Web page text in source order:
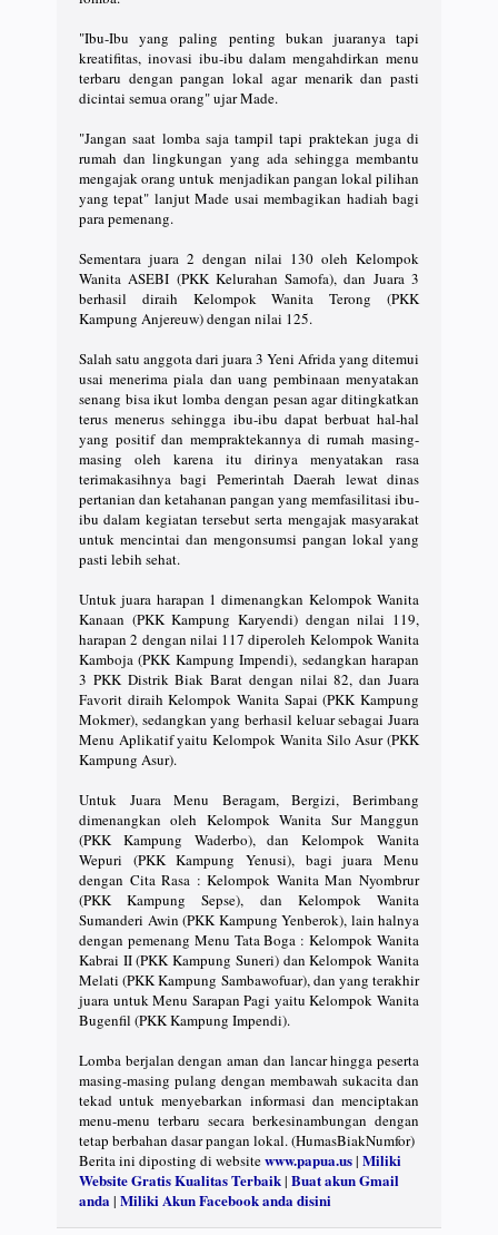
"Ibu-Ibu yang paling penting bukan juaranya tapi
kreatifitas, inovasi ibu-ibu dalam mengahdirkan menu
terbaru dengan pangan lokal agar menarik dan pasti
dicintai semua orang" ujar Made.
"Jangan saat lomba saja tampil tapi praktekan juga di
rumah dan lingkungan yang ada sehingga membantu
mengajak orang untuk menjadikan pangan lokal pilihan
yang tepat" lanjut Made usai membagikan hadiah bagi
para pemenang.
Sementara juara 2 dengan nilai 130 oleh Kelompok
Wanita ASEBI (PKK Kelurahan Samofa), dan Juara 3
berhasil diraih Kelompok Wanita Terong (PKK
Kampung Anjereuw) dengan nilai 125.
Salah satu anggota dari juara 3 Yeni Afrida yang ditemui
usai menerima piala dan uang pembinaan menyatakan
senang bisa ikut lomba dengan pesan agar ditingkatkan
terus menerus sehingga ibu-ibu dapat berbuat hal-hal
yang positif dan mempraktekannya di rumah masing-
masing oleh karena itu dirinya menyatakan rasa
terimakasihnya bagi Pemerintah Daerah lewat dinas
pertanian dan ketahanan pangan yang memfasilitasi ibu-
ibu dalam kegiatan tersebut serta mengajak masyarakat
untuk mencintai dan mengonsumsi pangan lokal yang
pasti lebih sehat.
Untuk juara harapan 1 dimenangkan Kelompok Wanita
Kanaan (PKK Kampung Karyendi) dengan nilai 119,
harapan 2 dengan nilai 117 diperoleh Kelompok Wanita
Kamboja (PKK Kampung Impendi), sedangkan harapan
3 PKK Distrik Biak Barat dengan nilai 82, dan Juara
Favorit diraih Kelompok Wanita Sapai (PKK Kampung
Mokmer), sedangkan yang berhasil keluar sebagai Juara
Menu Aplikatif yaitu Kelompok Wanita Silo Asur (PKK
Kampung Asur).
Untuk Juara Menu Beragam, Bergizi, Berimbang
dimenangkan oleh Kelompok Wanita Sur Manggun
(PKK Kampung Waderbo), dan Kelompok Wanita
Wepuri (PKK Kampung Yenusi), bagi juara Menu
dengan Cita Rasa : Kelompok Wanita Man Nyombrur
(PKK Kampung Sepse), dan Kelompok Wanita
Sumanderi Awin (PKK Kampung Yenberok), lain halnya
dengan pemenang Menu Tata Boga : Kelompok Wanita
Kabrai II (PKK Kampung Suneri) dan Kelompok Wanita
Melati (PKK Kampung Sambawofuar), dan yang terakhir
juara untuk Menu Sarapan Pagi yaitu Kelompok Wanita
Bugenfil (PKK Kampung Impendi).
Lomba berjalan dengan aman dan lancar hingga peserta
masing-masing pulang dengan membawah sukacita dan
tekad untuk menyebarkan informasi dan menciptakan
menu-menu terbaru secara berkesinambungan dengan
tetap berbahan dasar pangan lokal. (HumasBiakNumfor)
Berita ini diposting di websitewww.papua.us| Miliki
Website Gratis Kualitas Terbaik| Buat akun Gmail
anda| Miliki Akun Facebook anda disini